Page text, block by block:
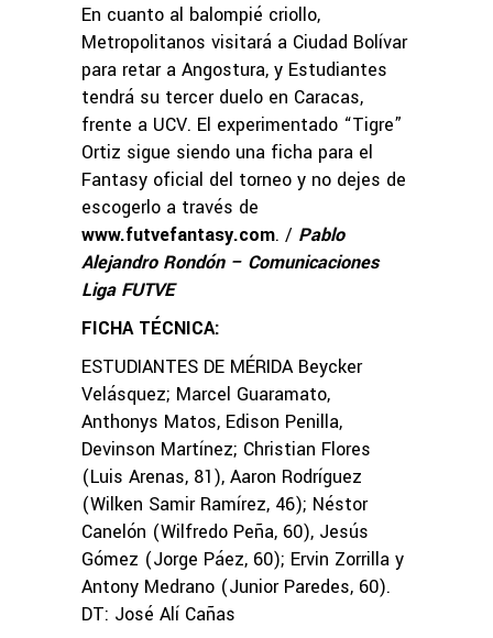
En cuanto al balompié criollo,
Metropolitanos visitará a Ciudad Bolívar
para retar a Angostura, y Estudiantes
tendrá su tercer duelo en Caracas,
frente a UCV. El experimentado “Tigre”
Ortiz sigue siendo una ficha para el
Fantasy oficial del torneo y no dejes de
escogerlo a través de
www.futvefantasy.com. / Pablo
Alejandro Rondón – Comunicaciones
Liga FUTVE
FICHA TÉCNICA:
ESTUDIANTES DE MÉRIDA Beycker
Velásquez; Marcel Guaramato,
Anthonys Matos, Edison Penilla,
Devinson Martínez; Christian Flores
(Luis Arenas, 81), Aaron Rodríguez
(Wilken Samir Ramírez, 46); Néstor
Canelón (Wilfredo Peña, 60), Jesús
Gómez (Jorge Páez, 60); Ervin Zorrilla y
Antony Medrano (Junior Paredes, 60).
DT: José Alí Cañas